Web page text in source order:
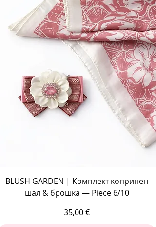
BLUSH GARDEN | Комплект копринен
шал & брошка — Piece 6/10
Цена
35,00 €